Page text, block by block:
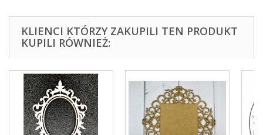
KLIENCI KTÓRZY ZAKUPILI TEN PRODUKT
KUPILI RÓWNIEŻ: